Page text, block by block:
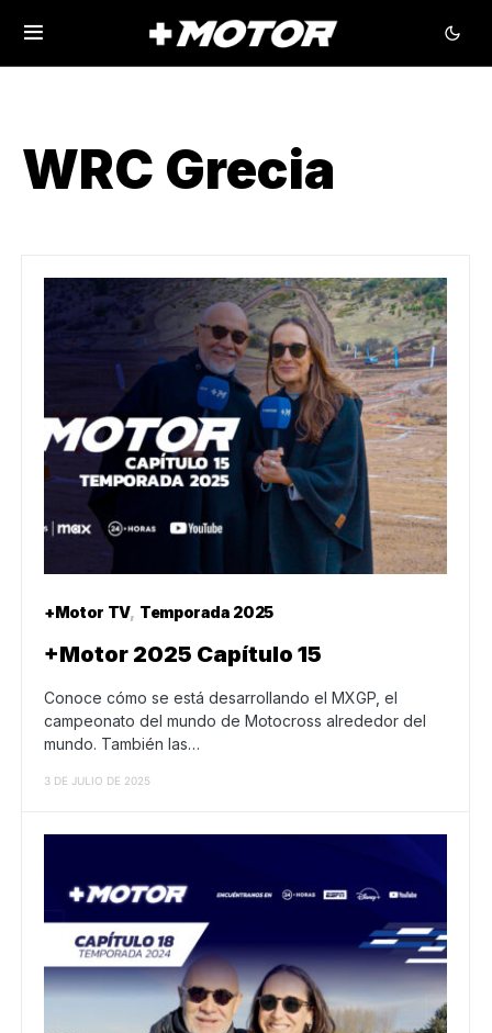
WRC Grecia
+Motor TV Temporada 2025
+Motor 2025 Capítulo 15
Conoce cómo se está desarrollando el MXGP, el
campeonato del mundo de Motocross alrededor del
mundo. También las…
3 DE JULIO DE 2025